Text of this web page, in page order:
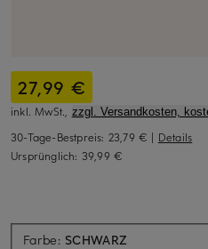
27,99 €
inkl. MwSt., zzgl. Versandkosten,
30-Tage-Bestpreis: 23,79 € | Details
Ursprünglich: 39,99 €
Farbe: SCHWARZ